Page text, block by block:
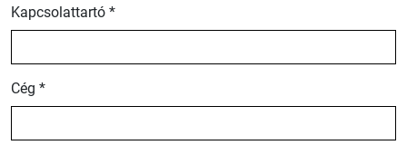
Kapcsolattartó *
Cég *